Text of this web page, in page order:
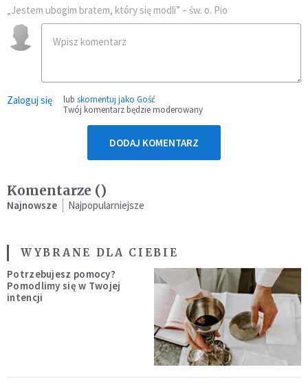
„Jestem ubogim bratem, który się modli” – św. o. Pio
Zaloguj się lub skomentuj jako Gość
Twój komentarz będzie moderowany
DODAJ KOMENTARZ
Komentarze ()
Najnowsze Najpopularniejsze
WYBRANE DLA CIEBIE
Potrzebujesz pomocy?
Pomodlimy się w Twojej
intencji